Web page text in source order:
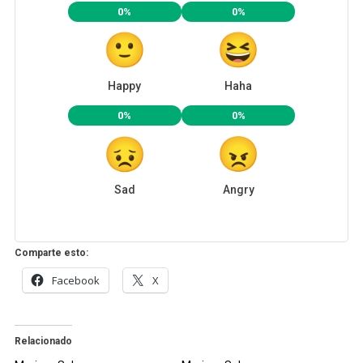
0%
Happy
0%
Haha
0%
Sad
0%
Angry
Comparte esto:
Facebook X
Relacionado